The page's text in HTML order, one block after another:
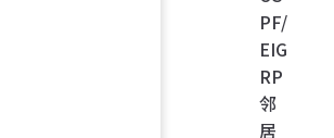
PF/
EIG
RP
邻
居